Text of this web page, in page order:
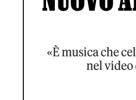
«È musica che
nel video